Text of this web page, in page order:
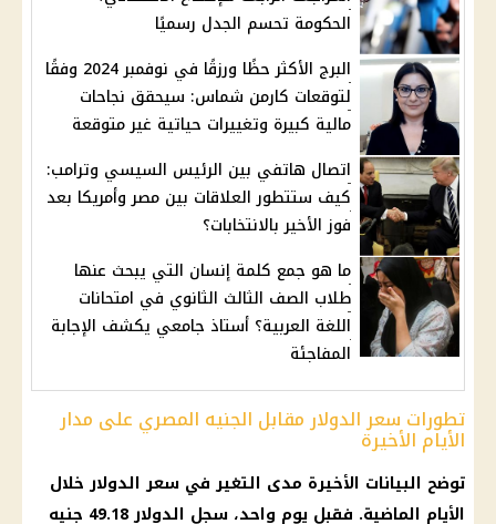
الحكومة تحسم الجدل رسميًا
البرج الأكثر حظًا ورزقًا في نوفمبر 2024 وفقًا
لتوقعات كارمن شماس: سيحقق نجاحات
مالية كبيرة وتغييرات حياتية غير متوقعة
اتصال هاتفي بين الرئيس السيسي وترامب:
كيف ستتطور العلاقات بين مصر وأمريكا بعد
فوز الأخير بالانتخابات؟
ما هو جمع كلمة إنسان التي يبحث عنها
طلاب الصف الثالث الثانوي في امتحانات
اللغة العربية؟ أستاذ جامعي يكشف الإجابة
المفاجئة
تطورات سعر الدولار مقابل الجنيه المصري على مدار
الأيام الأخيرة
توضح البيانات الأخيرة مدى التغير في سعر الدولار خلال
الأيام الماضية. فقبل يوم واحد، سجل الدولار 49.18 جنيه